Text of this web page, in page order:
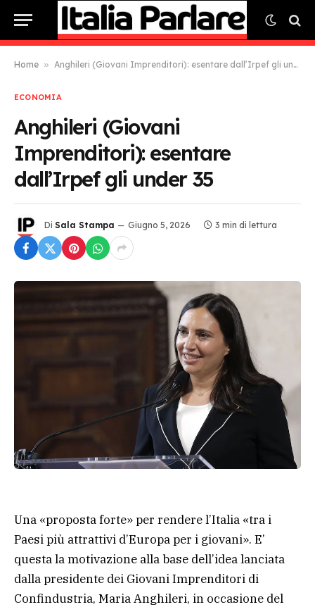
Home » Anghileri (Giovani Imprenditori): esentare dall’Irpef gli under 35
ECONOMIA
Anghileri (Giovani
Imprenditori): esentare
dall’Irpef gli under 35
Di Sala Stampa Giugno 5, 2026 3 min di lettura
Una «proposta forte» per rendere l’Italia «tra i
Paesi più attrattivi d’Europa per i giovani». E’
questa la motivazione alla base dell’idea lanciata
dalla presidente dei Giovani Imprenditori di
Confindustria, Maria Anghileri, in occasione del